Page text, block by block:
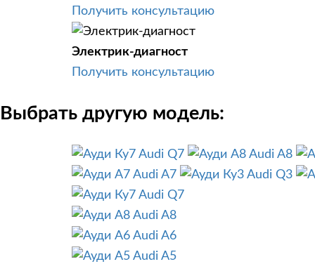
Получить консультацию
Электрик-диагност
Получить консультацию
Выбрать другую модель:
Audi Q7 Audi A8
Audi A7
Audi Q3
Audi Q7
Audi A8
Audi A6
Audi A5